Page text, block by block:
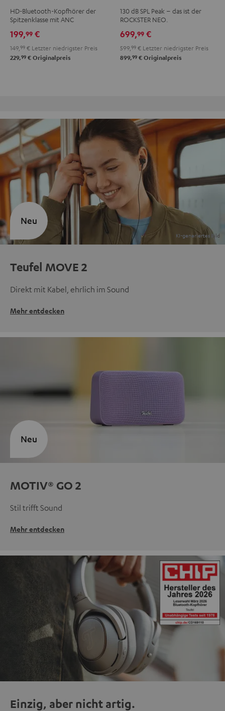
3
Night
Black
3
Pearl
White
3
Steel
HD-Bluetooth-Kopfhörer der
Spitzenklasse mit ANC
199,99 €
149, 99 € Letzter niedrigster Preis
229,99 € Originalpreis
130 dB SPL Peak – das ist der
ROCKSTER NEO.
699,99 €
599, 99 € Letzter niedrigster Preis
899,99 € Originalpreis
Teufel MOVE 2
Direkt mit Kabel, ehrlich im Sound
Mehr entdecken
Neu
MOTIV® GO 2
Stil trifft Sound
Mehr entdecken
Neu
Einzig, aber nicht artig.